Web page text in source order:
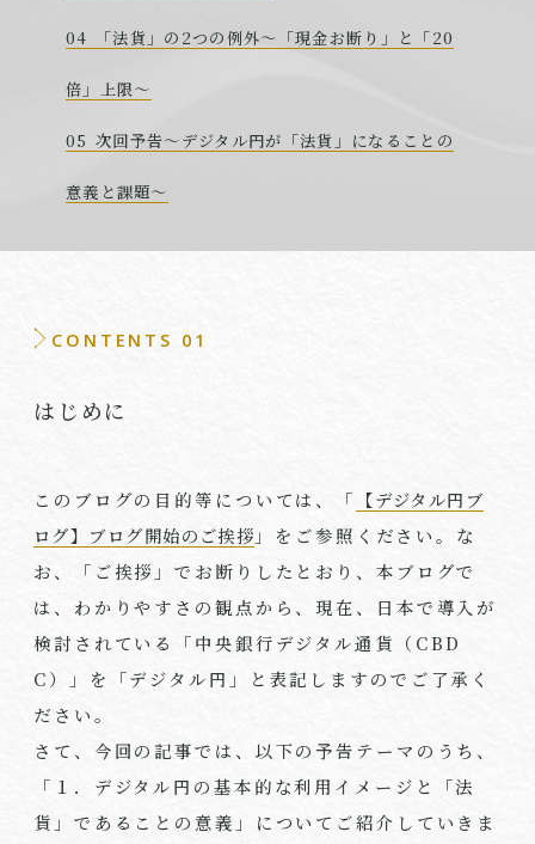
「法貨」の2つの例外～「現金お断り」と「20
倍」上限～
次回予告～デジタル円が「法貨」になることの
意義と課題～
CONTENTS 01
はじめに
このブログの目的等については、「 【デジタル円ブ
ログ】ブログ開始のご挨拶 」をご参照ください。な
お、「ご挨拶」でお断りしたとおり、本ブログで
は、わかりやすさの観点から、現在、日本で導入が
検討されている「中央銀行デジタル通貨（ CBD
C）」を「デジタル円」と表記しますのでご了承く
ださい。
さて、今回の記事では、以下の予告テーマのうち、
「１．デジタル円の基本的な利用イメージと「法
貨」であることの意義」についてご紹介していきま